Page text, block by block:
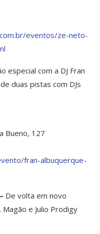
com.br/eventos/ze-neto-
especial com a DJ Fran
duas pistas com DJs
Bueno, 127
fran-albuquerque-
De volta em novo
e Julio Prodigy